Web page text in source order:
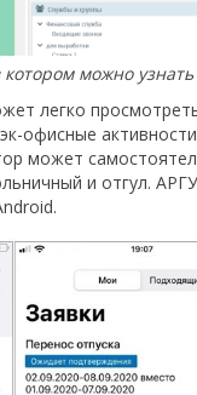
котором можно
легко
офисные
может
и отгул.